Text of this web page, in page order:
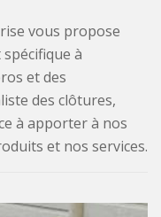
vous propose
à
et des
des clôtures,
à apporter à nos
et nos services.